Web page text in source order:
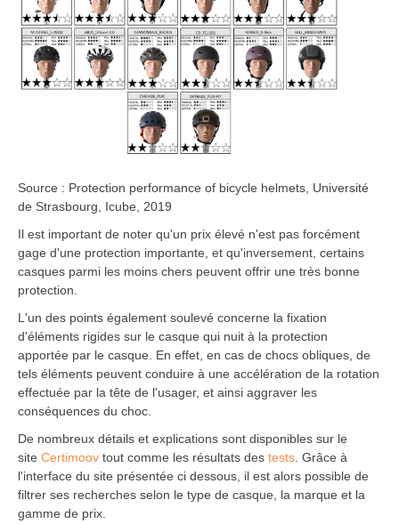
Source : Protection performance of bicycle helmets, Université
de Strasbourg, Icube, 2019
Il est important de noter qu'un prix élevé n'est pas forcément
gage d'une protection importante, et qu'inversement, certains
casques parmi les moins chers peuvent offrir une très bonne
protection.
L'un des points également soulevé concerne la fixation
d'éléments rigides sur le casque qui nuit à la protection
apportée par le casque. En effet, en cas de chocs obliques, de
tels éléments peuvent conduire à une accélération de la rotation
effectuée par la tête de l'usager, et ainsi aggraver les
conséquences du choc.
De nombreux détails et explications sont disponibles sur le
site Certimoov tout comme les résultats des tests . Grâce à
l'interface du site présentée ci dessous, il est alors possible de
filtrer ses recherches selon le type de casque, la marque et la
gamme de prix.